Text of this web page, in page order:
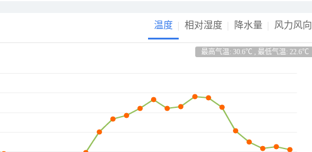
温度 相对湿度 降水量 风力风向
最高气温: 30.6℃ , 最低气温: 22.6℃